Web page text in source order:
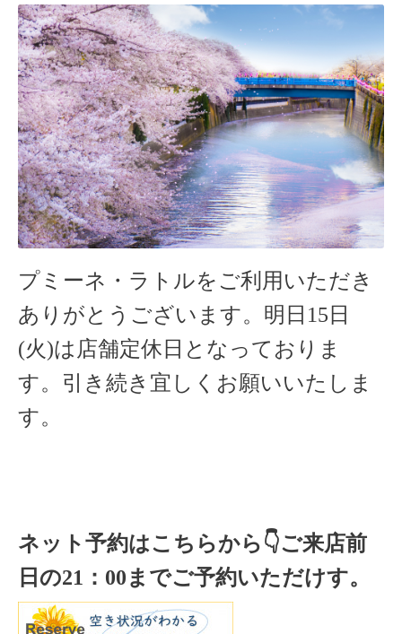
プミーネ・ラトルをご利用いただき
ありがとうございます。明日15 日
(火)は店舗定休日となっておりま
す。引き続き宜しくお願いいたしま
す。
ネット予約はこちらから👇ご来店前
日の21 ： 00までご予約いただけす。